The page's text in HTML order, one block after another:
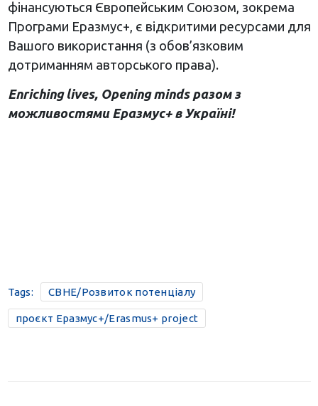
фінансуються Європейським Союзом, зокрема
Програми Еразмус+, є відкритими ресурсами для
Вашого використання (з обов’язковим
дотриманням авторського права).
Enriching lives, Opening minds разом з
можливостями Еразмус+ в Україні!
Tags: CBHE/Розвиток потенціалу
проєкт Еразмус+/Erasmus+ project